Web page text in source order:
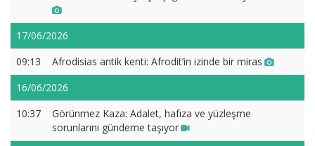
17/06/2026
09:13
Afrodisias antik kenti: Afrodit’in izinde bir miras
16/06/2026
10:37
Görünmez Kaza: Adalet, hafıza ve yüzleşme
sorunlarını gündeme taşıyor